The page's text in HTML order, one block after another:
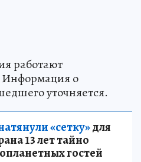
работают
Информация о
уточняется.
«сетку»для
13 лет тайно
гостей